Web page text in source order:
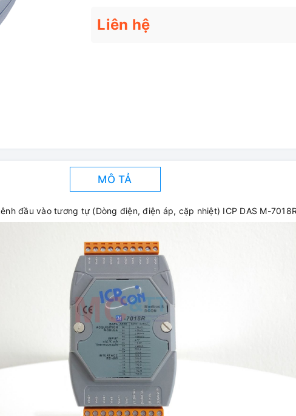
Liên hệ
MÔ TẢ
đầu vào tương tự (Dòng điện, điện áp, cặp nhiệt) ICP DAS M-